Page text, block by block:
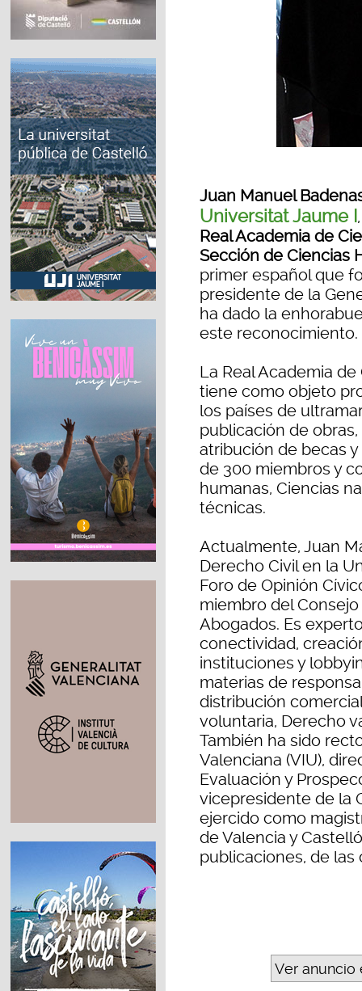
Juan Manuel
Universitat Jaume I
Real Academia de
Sección de Ciencias
primer español que
presidente de la
ha dado la
este reconocimiento.
La Real Academia
tiene como objeto
los países de
publicación de
atribución de becas
de 300 miembros y
humanas, Ciencias
técnicas.
Actualmente, Juan
Derecho Civil en la
Foro de Opinión
miembro del
Abogados. Es
conectividad,
instituciones y
materias de
distribución
voluntaria, Derecho
También ha sido
Valenciana (VIU),
Evaluación y
vicepresidente de la
ejercido como
de Valencia y
publicaciones, de
Ver anuncio